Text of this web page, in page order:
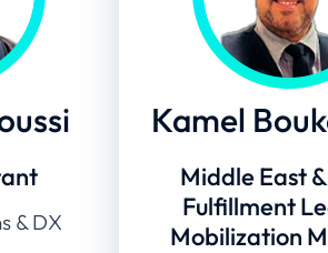
& DX
Kamel
Middle East
Fulfillment
Mobilization